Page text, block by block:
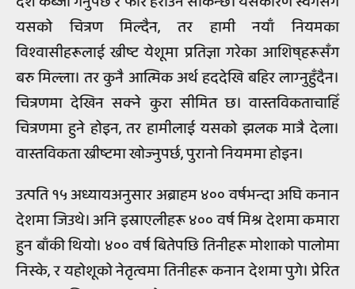
यसको चित्रण मिल्दैन, तर हामी नयाँ नियमका
विश्‍वासीहरूलाई ख्रीष्ट येशूमा प्रतिज्ञा गरेका आशिष्‌हरूसँग
बरु मिल्ला। तर कुनै आत्मिक अर्थ हददेखि बहिर लाग्‍नुहुँदैन।
चित्रणमा देखिन सक्‍ने कुरा सीमित छ। वास्तविकताचाहिँ
चित्रणमा हुने होइन, तर हामीलाई यसको झलक मात्रै देला।
वास्तविकता ख्रीष्टमा खोज्‍नुपर्छ, पुरानो नियममा होइन।
उत्पति १५ अध्यायअनुसार अब्राहम ४०० वर्षभन्‍दा अघि कनान
देशमा जिउथे। अनि इस्राएलीहरू ४०० वर्ष मिश्र देशमा कमारा
हुन बाँकी थियो। ४०० वर्ष बितेपछि तिनीहरू मोशाको पालोमा
निस्के, र यहोशूको नेतृत्वमा तिनीहरू कनान देशमा पुगे। प्रेरित